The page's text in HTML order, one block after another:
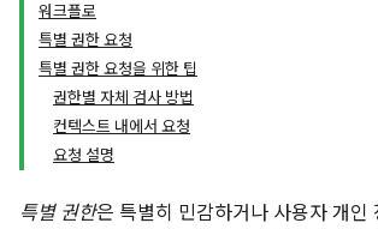
워크플로
특별 권한 요청
특별 권한 요청을 위한 팁
권한별 자체 검사 방법
컨텍스트 내에서 요청
요청 설명
특별 권한은 특별히 민감하거나 사용자 개인